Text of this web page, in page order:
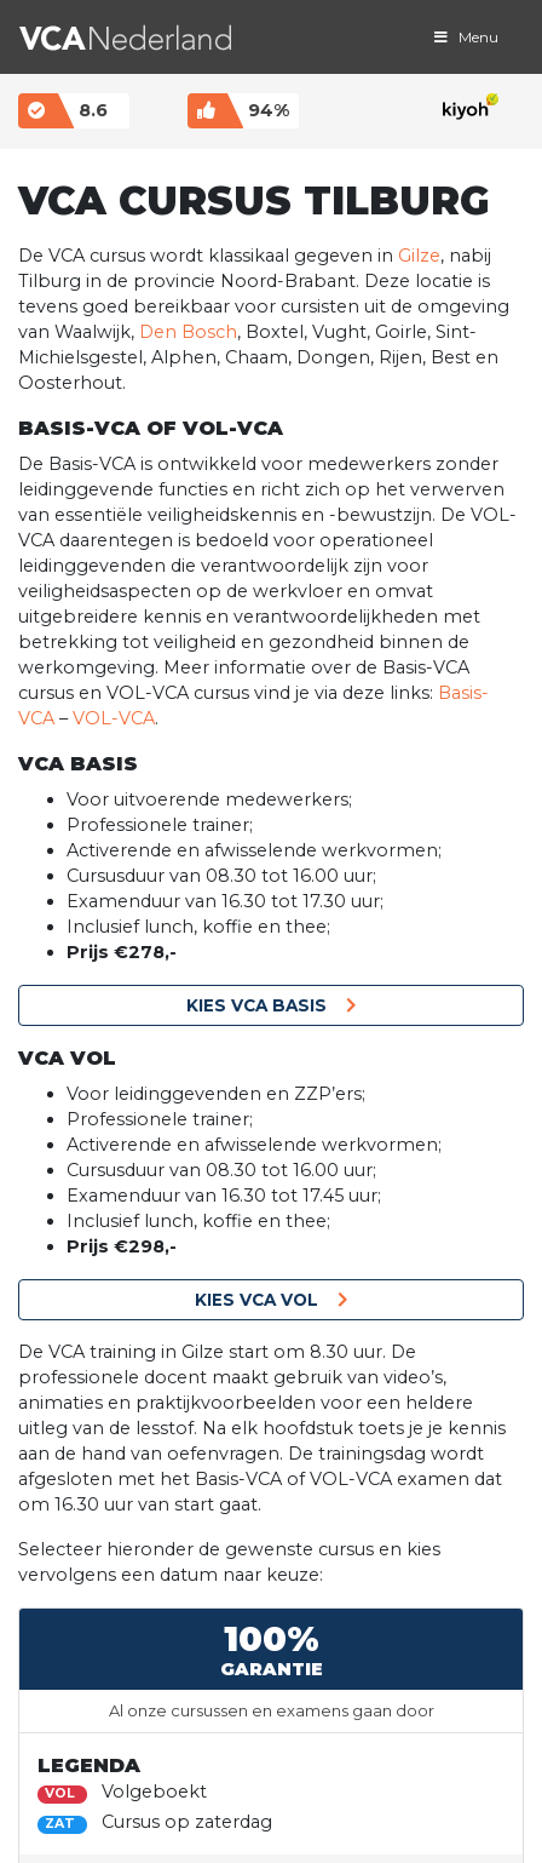
MAIN NAVIGATION Menu
8.6 94%
VCA CURSUS TILBURG
De VCA cursus wordt klassikaal gegeven in Gilze, nabij
Tilburg in de provincie Noord-Brabant. Deze locatie is
tevens goed bereikbaar voor cursisten uit de omgeving
van Waalwijk, Den Bosch, Boxtel, Vught, Goirle, Sint-
Michielsgestel, Alphen, Chaam, Dongen, Rijen, Best en
Oosterhout.
BASIS-VCA OF VOL-VCA
De Basis-VCA is ontwikkeld voor medewerkers zonder
leidinggevende functies en richt zich op het verwerven
van essentiële veiligheidskennis en -bewustzijn. De VOL-
VCA daarentegen is bedoeld voor operationeel
leidinggevenden die verantwoordelijk zijn voor
veiligheidsaspecten op de werkvloer en omvat
uitgebreidere kennis en verantwoordelijkheden met
betrekking tot veiligheid en gezondheid binnen de
werkomgeving. Meer informatie over de Basis-VCA
cursus en VOL-VCA cursus vind je via deze links: Basis-
VCA –VOL-VCA.
VCA BASIS
Voor uitvoerende medewerkers;
Professionele trainer;
Activerende en afwisselende werkvormen;
Cursusduur van 08.30 tot 16.00 uur;
Examenduur van 16.30 tot 17.30 uur;
Inclusief lunch, koffie en thee;
Prijs €278,-
KIES VCA BASIS
VCA VOL
Voor leidinggevenden en ZZP’ers;
Professionele trainer;
Activerende en afwisselende werkvormen;
Cursusduur van 08.30 tot 16.00 uur;
Examenduur van 16.30 tot 17.45 uur;
Inclusief lunch, koffie en thee;
Prijs €298,-
KIES VCA VOL
De VCA training in Gilze start om 8.30 uur. De
professionele docent maakt gebruik van video’s,
animaties en praktijkvoorbeelden voor een heldere
uitleg van de lesstof. Na elk hoofdstuk toets je je kennis
aan de hand van oefenvragen. De trainingsdag wordt
afgesloten met het Basis-VCA of VOL-VCA examen dat
om 16.30 uur van start gaat.
Selecteer hieronder de gewenste cursus en kies
vervolgens een datum naar keuze:
100%
GARANTIE
Al onze cursussen en examens gaan door
LEGENDA
VOL Volgeboekt
ZAT Cursus op zaterdag